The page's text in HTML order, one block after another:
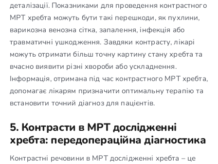
деталізації. Показниками для проведення контрастного
МРТ хребта можуть бути такі перешкоди, як пухлини,
варикозна венозна сітка, запалення, інфекція або
травматичні ушкодження. Завдяки контрасту, лікарі
можуть отримати більш точну картину стану хребта та
вчасно виявити різні хвороби або ускладнення.
Інформація, отримана під час контрастного МРТ хребта,
допомагає лікарям призначити оптимальну терапію та
встановити точний діагноз для пацієнтів.
5. Контрасти в МРТ дослідженні
хребта: передопераційна діагностика
Контрастні речовини в МРТ дослідженні хребта – це